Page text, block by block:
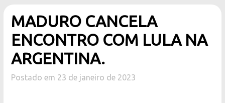
MADURO CANCELA
ENCONTRO COM LULA NA
ARGENTINA.
Postado em 23 de janeiro de 2023